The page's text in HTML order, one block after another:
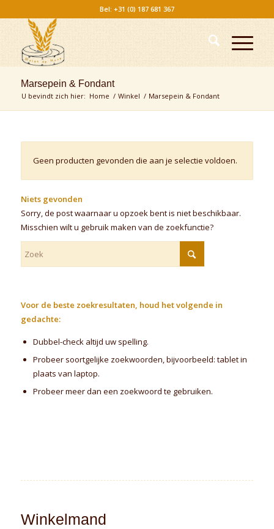
Bel: +31 (0) 187 681 367
Marsepein & Fondant
U bevindt zich hier: Home / Winkel / Marsepein & Fondant
Geen producten gevonden die aan je selectie voldoen.
Niets gevonden
Sorry, de post waarnaar u opzoek bent is niet beschikbaar.
Misschien wilt u gebruik maken van de zoekfunctie?
Voor de beste zoekresultaten, houd het volgende in
gedachte:
Dubbel-check altijd uw spelling.
Probeer soortgelijke zoekwoorden, bijvoorbeeld: tablet in
plaats van laptop.
Probeer meer dan een zoekwoord te gebruiken.
Winkelmand